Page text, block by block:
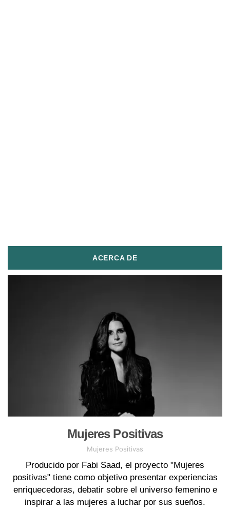
ACERCA DE
Mujeres Positivas
Mujeres Positivas
Producido por Fabi Saad, el proyecto "Mujeres
positivas" tiene como objetivo presentar experiencias
enriquecedoras, debatir sobre el universo femenino e
inspirar a las mujeres a luchar por sus sueños.